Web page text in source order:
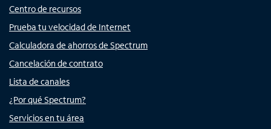
Centro de recursos
Prueba tu velocidad de Internet
Calculadora de ahorros de Spectrum
Cancelación de contrato
Lista de canales
¿Por qué Spectrum?
Servicios en tu área